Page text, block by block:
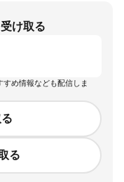
け取る
すめ情報なども配信しま
る